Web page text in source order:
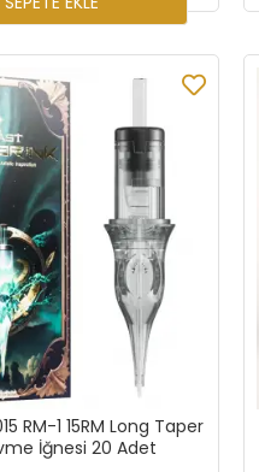
RM-1 15RM Long Taper
İğnesi 20 Adet